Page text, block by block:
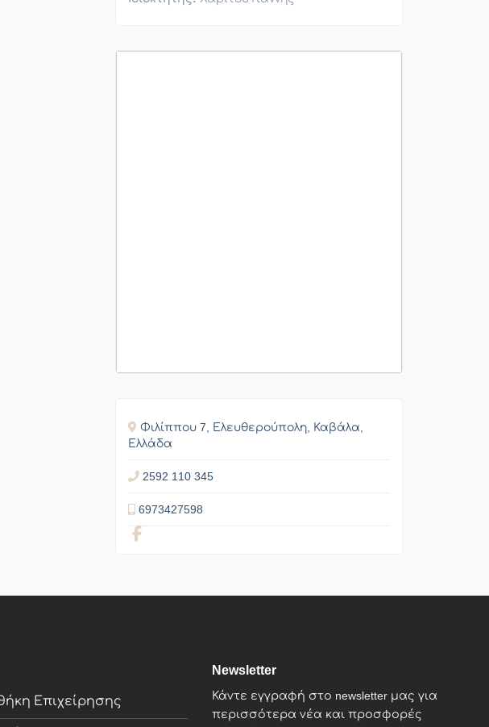
Φιλίππου 7, Ελευθερούπολη, Καβάλα,
Ελλάδα
2592 110 345
6973427598
Επιχείρησης
Newsletter
Κάντε εγγραφή στο newsletter μας για
περισσότερα νέα και προσφορές